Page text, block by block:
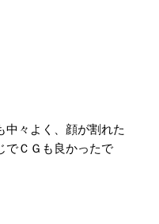
々よく、顔が割れた
でＣＧも良かったで